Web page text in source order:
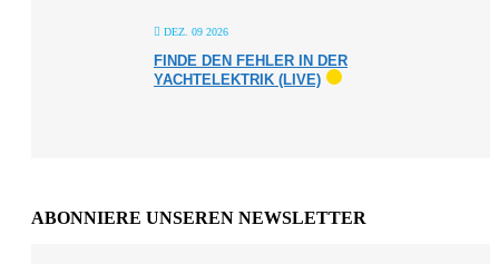
DEZ. 09 2026
FINDE DEN FEHLER IN DER
YACHTELEKTRIK (LIVE)
ABONNIERE UNSEREN NEWSLETTER